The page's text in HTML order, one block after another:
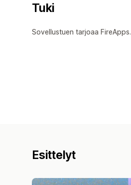
Tuki
Sovellustuen tarjoaa FireApps.
Esittelyt